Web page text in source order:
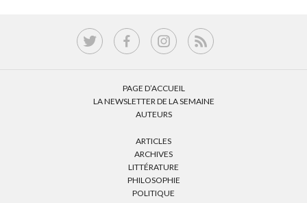
PAGE D’ACCUEIL
LA NEWSLETTER DE LA SEMAINE
AUTEURS
ARTICLES
ARCHIVES
LITTÉRATURE
PHILOSOPHIE
POLITIQUE